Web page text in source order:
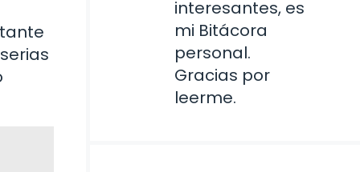
interesantes, es
mi Bitácora
personal.
Gracias por
leerme.